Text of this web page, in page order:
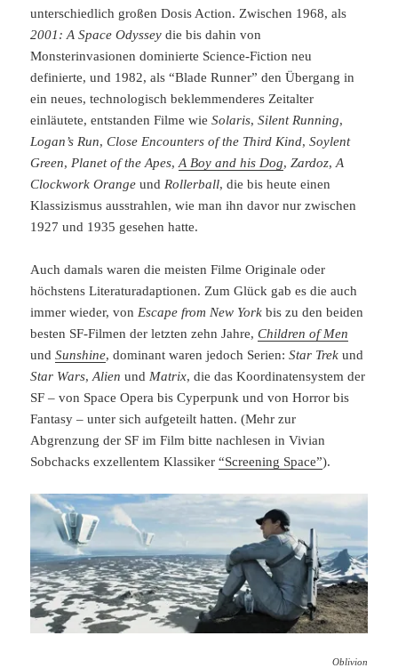
unterschiedlich großen Dosis Action. Zwischen 1968, als
2001: A Space Odyssey die bis dahin von
Monsterinvasionen dominierte Science-Fiction neu
definierte, und 1982, als “Blade Runner” den Übergang in
ein neues, technologisch beklemmenderes Zeitalter
einläutete, entstanden Filme wieSolaris,Silent Running,
Logan’s Run,Close Encounters of the Third Kind,Soylent
Green, Planet of the Apes,A Boy and his Dog,Zardoz,A
Clockwork Orange und Rollerball, die bis heute einen
Klassizismus ausstrahlen, wie man ihn davor nur zwischen
1927 und 1935 gesehen hatte.
Auch damals waren die meisten Filme Originale oder
höchstens Literaturadaptionen. Zum Glück gab es die auch
immer wieder, von Escape from New York bis zu den beiden
besten SF-Filmen der letzten zehn Jahre,Children of Men
undSunshine, dominant waren jedoch Serien:Star Trek und
Star Wars,Alien und Matrix, die das Koordinatensystem der
SF – von Space Opera bis Cyperpunk und von Horror bis
Fantasy – unter sich aufgeteilt hatten. (Mehr zur
Abgrenzung der SF im Film bitte nachlesen in Vivian
Sobchacks exzellentem Klassiker“Screening Space”).
Oblivion